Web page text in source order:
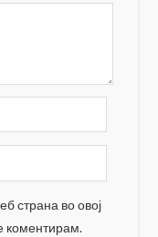
страна во овој
коментирам.